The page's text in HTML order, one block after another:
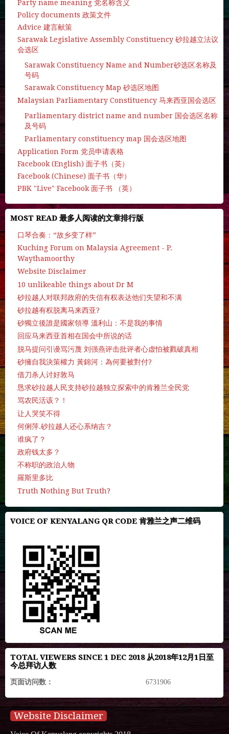
Party name meaning 党名称含义
Policy documents 政策文件
Advice 建言献策
Sarawak Legislative Assembly Constituency 砂拉越立法议
会选区
Sarawak Constituency Name and Number砂选区名称及
号码
Sarawak Constituency Map 砂选区地图
Malaysian Parliamentary Constituency 马来西亚国会选区
Parliamentary district name and number 国会选区名称
及号码
Parliamentary constituency map 国会选区地图
Application Form 党员申请表格
Facebook (English) 面子书（英）
Facebook (Chinese) 面子书（华）
PBK "Live" Facebook 面子书 （英）
MOST READ 最多人阅读的文章排行版
口琴合奏：“故乡变了样”
Kuching Forum on Malaysia Agreement - P.
Waythamoorthy
Website Disclaimer
10 unlikeable things about Dr M
砂拉越人对联邦政府的失信有权表达他们失望和不满
砂拉越有权脱离马来西亚?
砂獨立後誰是國家領導 溫利山：不是我的事情
回应马来西亚首相在国会中所说的话
脱马提问引谩骂污蔑 刘强燕评击批评者心虚怕被戮破真相
砂擁自我決策權力 黃錦河：為何要被對付?
借刀杀人讨好敦马
恳求砂拉越人民支持砂拉越独立探索中的肯雅兰全民党
骂农民活该？！
让人哭笑不得
何俐萍.砂拉越人还心系纳吉？
谁疯了？
政府钱太多？
不称职的政治人物
羅斯里多比
Truth Nothing But Truth?
VOICE OF KENYALANG QR CODE 肯雅兰之声二维码
TOTAL VIEWERS SINCE 1 DEC 2018 从2018年12月1日至
今总拜访人数
页面访问数： 6731906
Website Disclaimer